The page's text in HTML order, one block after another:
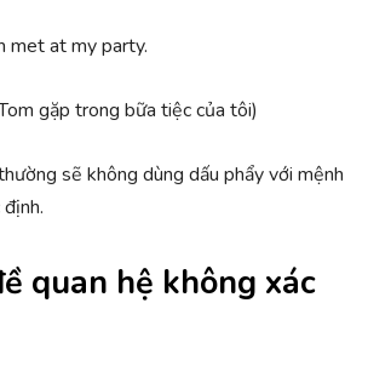
met at my party.
gặp trong bữa tiệc của tôi)
sẽ không dùng dấu phẩy với mệnh
quan hệ không xác